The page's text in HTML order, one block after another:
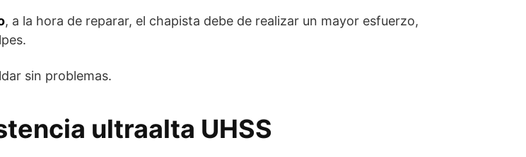
, a la hora de reparar, el chapista debe de realizar un mayor esfuerzo,
sin problemas.
ultraalta UHSS